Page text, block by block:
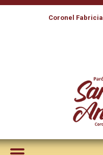
Coronel